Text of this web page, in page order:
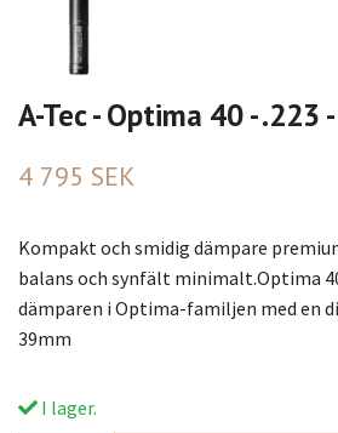
A-Tec - Optima 40 - .223
4 795 SEK
Kompakt och smidig dämpare
balans och synfält minimalt.Optima
dämparen i Optima-familjen med en
39mm
I lager.